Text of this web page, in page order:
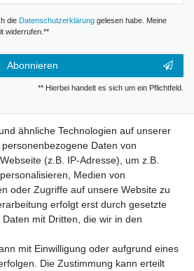
die Daten­schutz­erklärunggelesen habe. Meine
widerrufen.**
Abonnieren
** Hierbei handelt es sich um ein Pflichtfeld.
Impressum
Kontakt
ähnliche Technologien auf unserer
Daten von
(z.B. IP-Adresse), um z.B.
Medien von
oder Zugriffe auf unsere Website zu
erfolgt erst durch gesetzte
mit Dritten, die wir in den
mit Einwilligung oder aufgrund eines
Die Zustimmung kann erteilt